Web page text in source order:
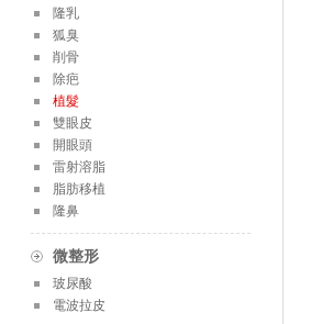
隆乳
狐臭
削骨
除疤
植髮
雙眼皮
開眼頭
雷射溶脂
脂肪移植
隆鼻
微整形
玻尿酸
電波拉皮